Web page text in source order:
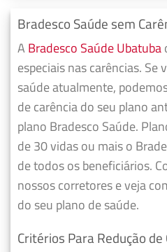
Bradesco Saúde sem
A Bradesco Saúde Ubatuba
especiais nas carências.
saúde atualmente,
de carência do seu plano
plano Bradesco Saúde.
de 30 vidas ou mais o
de todos os beneficiários.
nossos corretores e veja
do seu plano de saúde.
Critérios Para Redução de